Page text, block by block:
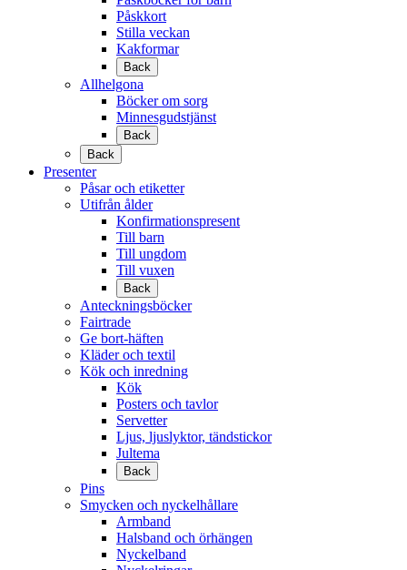
Påskkort
Stilla veckan
Kakformar
Back
Allhelgona
Böcker om sorg
Minnesgudstjänst
Back
Back
Presenter
Påsar och etiketter
Utifrån ålder
Konfirmationspresent
Till barn
Till ungdom
Till vuxen
Back
Anteckningsböcker
Fairtrade
Ge bort-häften
Kläder och textil
Kök och inredning
Kök
Posters och tavlor
Servetter
Ljus, ljuslyktor, tändstickor
Jultema
Back
Pins
Smycken och nyckelhållare
Armband
Halsband och örhängen
Nyckelband